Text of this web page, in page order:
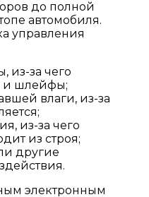
до полной
автомобиля.
управления
из-за чего
и шлейфы;
влаги, из-за
из-за чего
из строя;
другие
электронным